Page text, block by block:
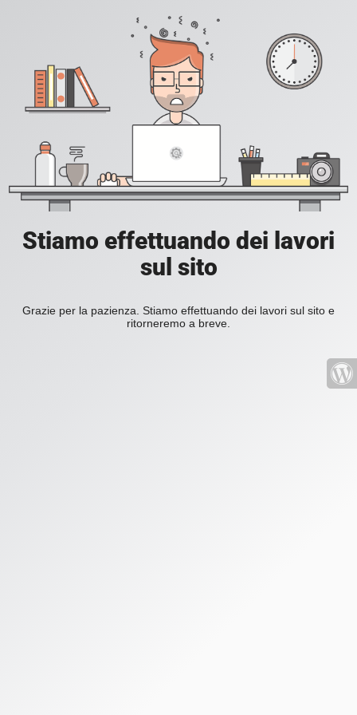
Stiamo effettuando dei lavori
sul sito
Grazie per la pazienza. Stiamo effettuando dei lavori sul sito e
ritorneremo a breve.